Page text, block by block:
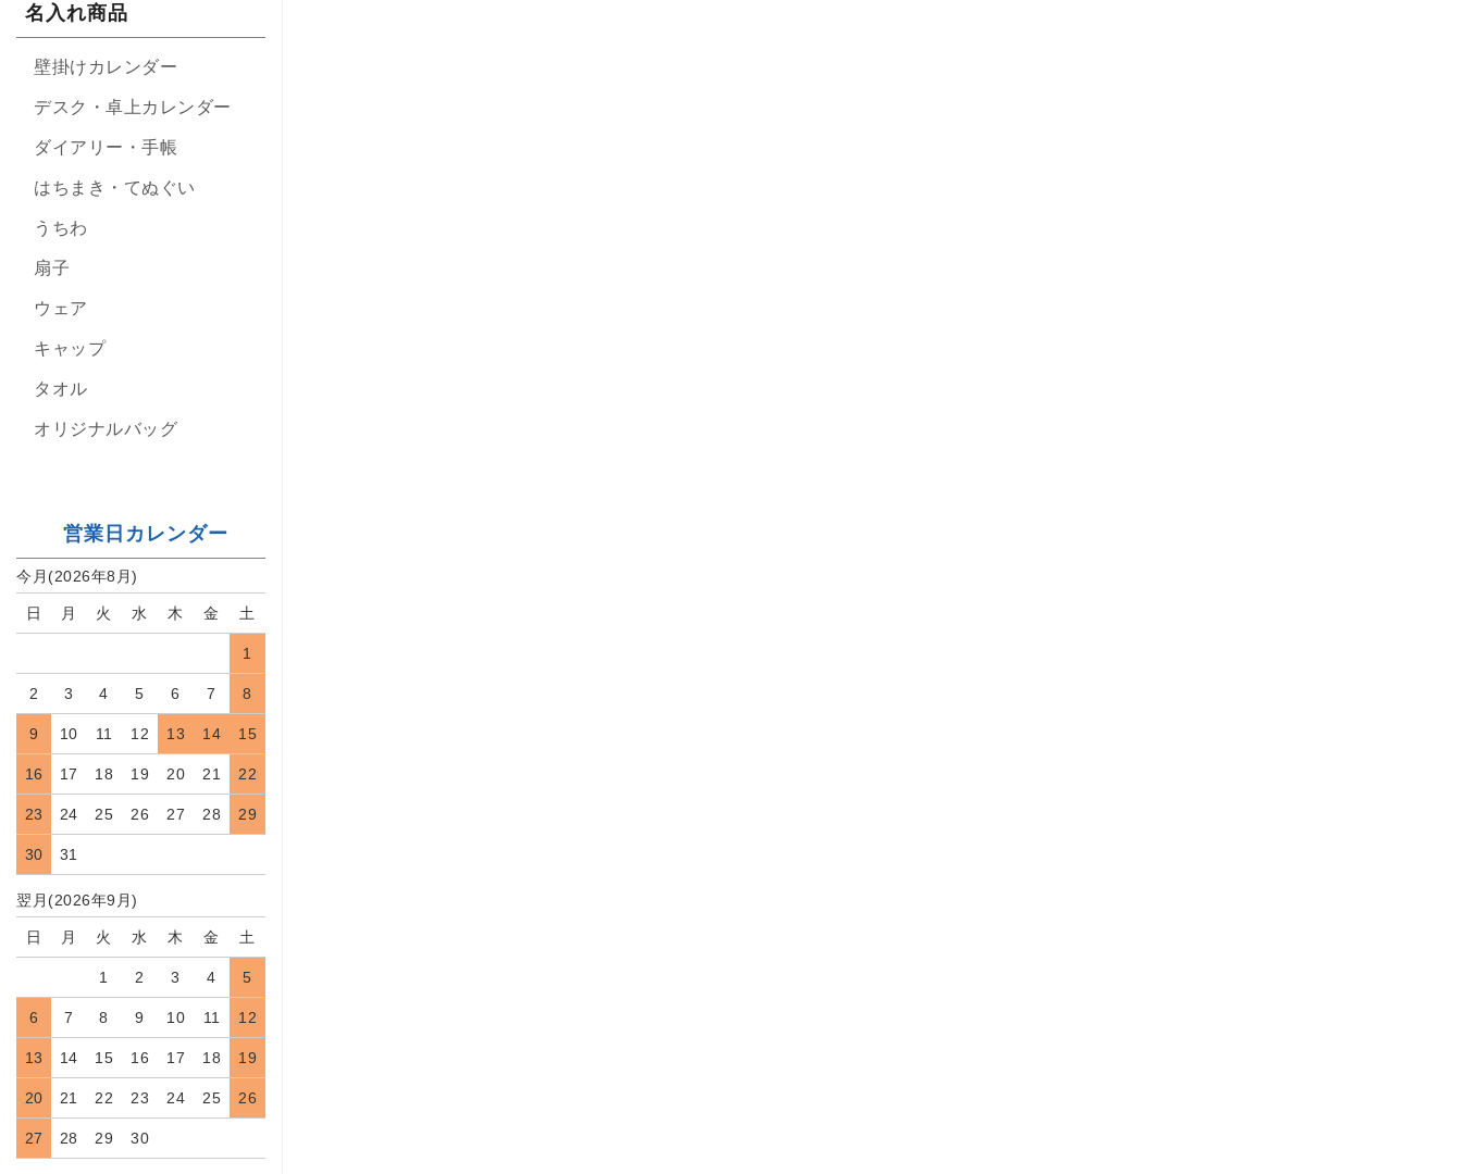
名入れ商品
壁掛けカレンダー
デスク・卓上カレンダー
ダイアリー・手帳
はちまき・てぬぐい
うちわ
扇子
ウェア
キャップ
タオル
オリジナルバッグ
営業日カレンダー
今月(2026年8月)
日 月 火 水 木 金 土
1
2 3 4 5 6 7 8
9 10 11 12 13 14 15
16 17 18 19 20 21 22
23 24 25 26 27 28 29
30 31
翌月(2026年9月)
日 月 火 水 木 金 土
1 2 3 4 5
6 7 8 9 10 11 12
13 14 15 16 17 18 19
20 21 22 23 24 25 26
27 28 29 30